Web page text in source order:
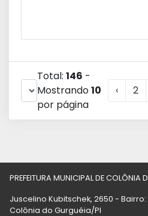
Total: 146 -
Mostrando10
por página
‹ 2
PREFEITURA MUNICIPAL DE COLÔNIA
Juscelino Kubitschek, 2650 -
Colônia do Gurguéia/PI